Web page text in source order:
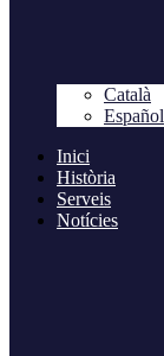
Català
Español
Inici
Història
Serveis
Notícies